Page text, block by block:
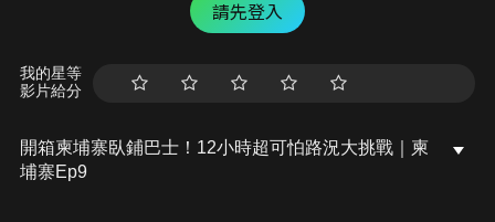
請先登入
我的星等
影片給分
開箱柬埔寨臥鋪巴士！12小時超可怕路況大挑戰｜柬
埔寨Ep9